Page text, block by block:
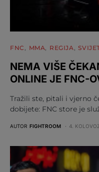
FNC MMA REGIJA
NEMA VIŠE
ONLINE JE FNC-
Tražili ste, pitali i vjerno
dobijete: FNC store je
AUTOR FIGHTROOM 4.